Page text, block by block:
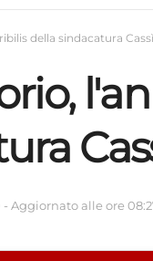
della sindacatura Cassì
- Aggiornato alle ore